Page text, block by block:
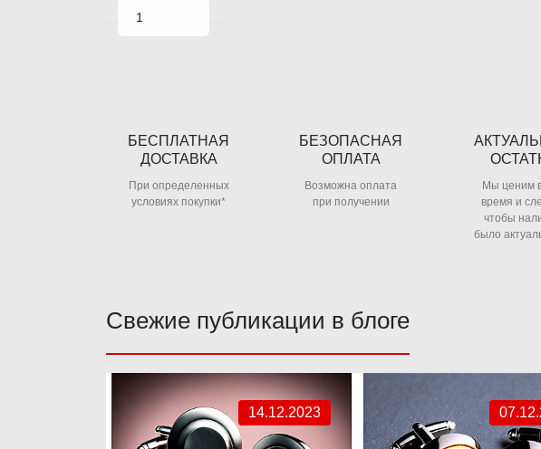
БЕСПЛАТНАЯ
ДОСТАВКА
При определенных
условиях покупки*
БЕЗОПАСНАЯ
ОПЛАТА
Возможна оплата
при получении
Мы ценим
время и
чтобы
было
Свежие публикации в блоге
14.12.2023